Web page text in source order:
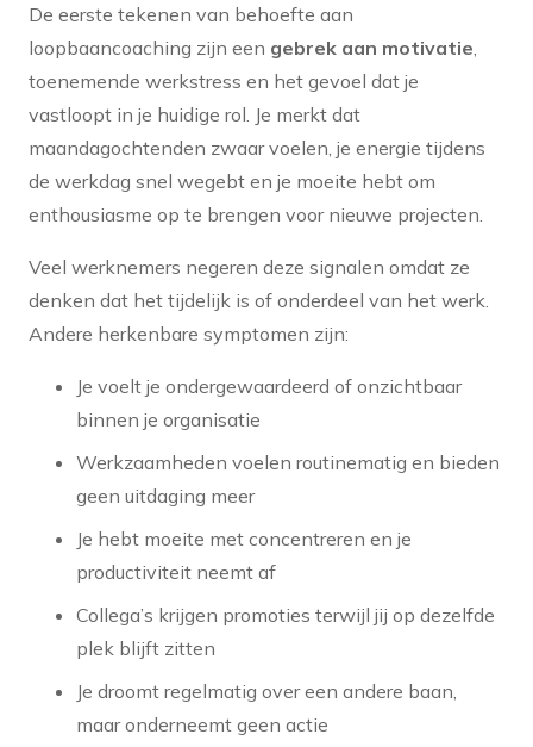
De eerste tekenen van behoefte aan
loopbaancoaching zijn een gebrek aan motivatie
toenemende werkstress en het gevoel dat je
vastloopt in je huidige rol. Je merkt dat
maandagochtenden zwaar voelen, je energie tijdens
de werkdag snel wegebt en je moeite hebt om
enthousiasme op te brengen voor nieuwe projecten.
Veel werknemers negeren deze signalen omdat ze
denken dat het tijdelijk is of onderdeel van het werk.
Andere herkenbare symptomen zijn:
Je voelt je ondergewaardeerd of onzichtbaar
binnen je organisatie
Werkzaamheden voelen routinematig en bieden
geen uitdaging meer
Je hebt moeite met concentreren en je
productiviteit neemt af
Collega’s krijgen promoties terwijl jij op dezelfde
plek blijft zitten
Je droomt regelmatig over een andere baan,
maar onderneemt geen actie